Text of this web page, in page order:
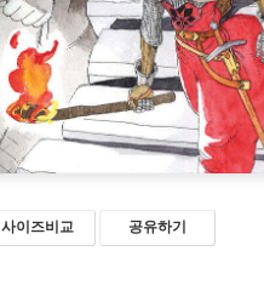
사이즈비교 공유하기